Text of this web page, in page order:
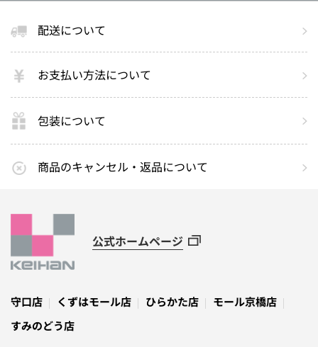
配送について
お支払い方法について
包装について
商品のキャンセル・返品について
公式ホームページ
守口店 くずはモール店 ひらかた店
モール京橋店
すみのどう店